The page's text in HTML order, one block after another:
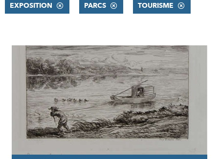
EXPOSITION PARCS TOURISME
RÉSULTATS